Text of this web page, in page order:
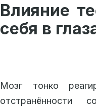
Влияние
себя в
Мозг тонко